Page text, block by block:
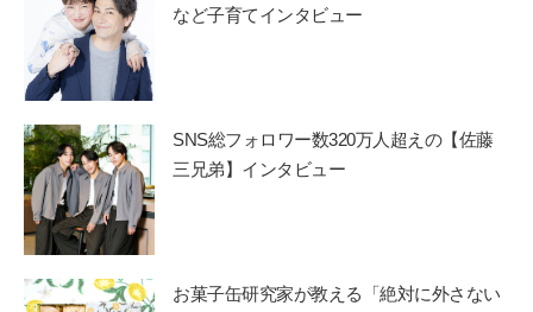
など子育てインタビュー
SNS総フォロワー数320万人超えの【佐藤
三兄弟】インタビュー
お菓子缶研究家が教える「絶対に外さない